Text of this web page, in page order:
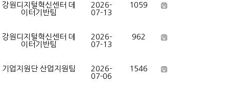
강원디지털혁신센터 데
이터기반팀
2026-
07-13
1059
강원디지털혁신센터 데
이터기반팀
2026-
07-13
962
기업지원단 산업지원팀
2026-
07-06
1546